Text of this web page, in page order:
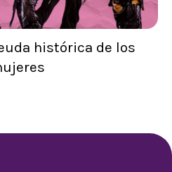
histórica de los